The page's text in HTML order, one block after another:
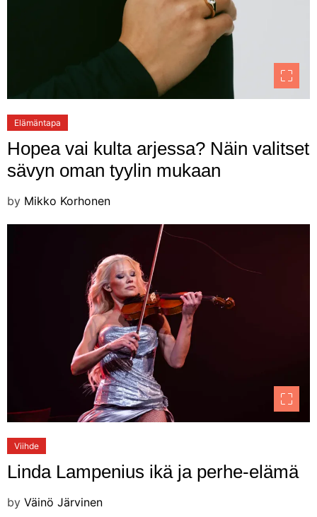
Elämäntapa
Hopea vai kulta arjessa? Näin valitset
sävyn oman tyylin mukaan
by Mikko Korhonen
Viihde
Linda Lampenius ikä ja perhe-elämä
by Väinö Järvinen